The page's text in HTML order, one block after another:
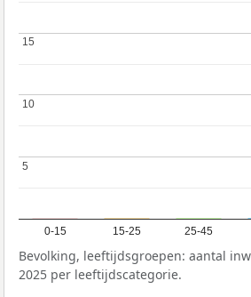
0-15 15-25 25-45
5
5
10
10
15
15
Bevolking, leeftijdsgroepen: aantal
2025 per leeftijdscategorie.